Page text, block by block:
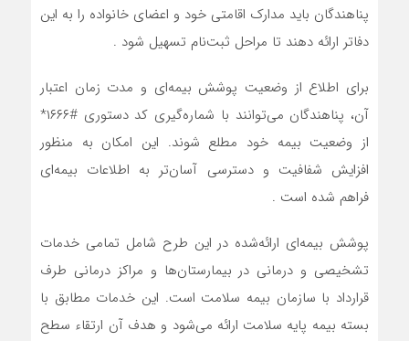
پناهندگان باید مدارک اقامتی خود و اعضای خانواده را به این
دفاتر ارائه دهند تا مراحل ثبت‌نام تسهیل شود .
برای اطلاع از وضعیت پوشش بیمه‌ای و مدت زمان اعتبار
آن، پناهندگان می‌توانند با شماره‌گیری کد دستوری #۱۶۶۶*
از وضعیت بیمه خود مطلع شوند. این امکان به منظور
افزایش شفافیت و دسترسی آسان‌تر به اطلاعات بیمه‌ای
فراهم شده است .
پوشش بیمه‌ای ارائه‌شده در این طرح شامل تمامی خدمات
تشخیصی و درمانی در بیمارستان‌ها و مراکز درمانی طرف
قرارداد با سازمان بیمه سلامت است. این خدمات مطابق با
بسته بیمه پایه سلامت ارائه می‌شود و هدف آن ارتقاء سطح